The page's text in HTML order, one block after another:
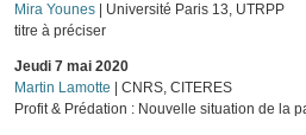
Mira Younes | Université Paris 13, UTRPP
titre à préciser
Jeudi 7 mai 2020
Martin Lamotte | CNRS, CITERES
Profit & Prédation : Nouvelle situation de la